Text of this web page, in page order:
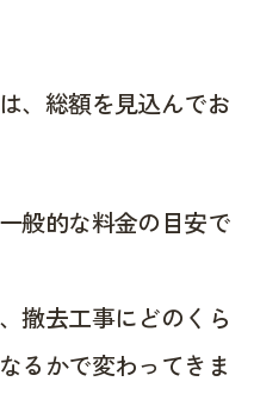
、総額を見込んでお
般的な料金の目安で
撤去工事にどのくら
るかで変わってきま